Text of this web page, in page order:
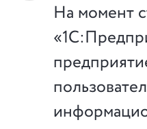
На момент